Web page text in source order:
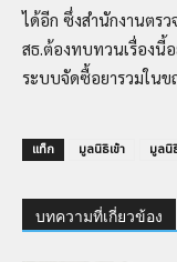
ได้อีก ซึ่งสำนักงานตร
สธ.ต้องทบทวนเรื่องนี้อ
ระบบจัดซื้อยารวมในข
แท็ก มูลนิธิเข้า มูลนิ
บทความที่เกี่ยวข้อง